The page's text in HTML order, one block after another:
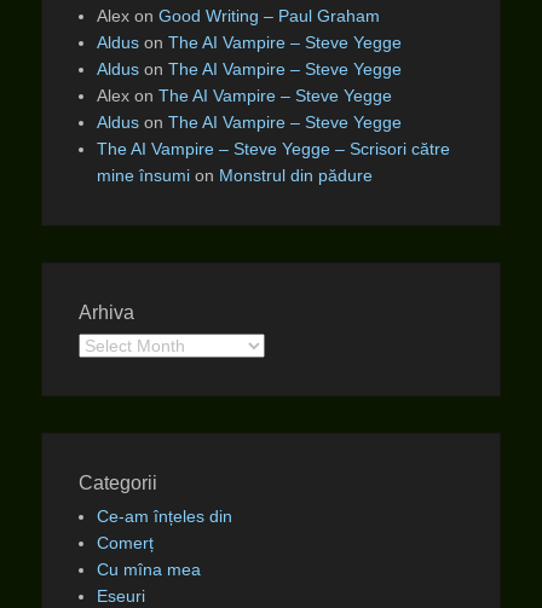
Alex on Good Writing – Paul Graham
Aldus on The AI Vampire – Steve Yegge
Aldus on The AI Vampire – Steve Yegge
Alex on The AI Vampire – Steve Yegge
Aldus on The AI Vampire – Steve Yegge
The AI Vampire – Steve Yegge – Scrisori către
mine însumi on Monstrul din pădure
Arhiva
Arhiva
Categorii
Ce-am înțeles din
Comerț
Cu mîna mea
Eseuri